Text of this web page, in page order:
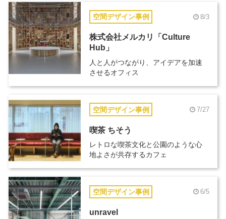
空間デザイン事例 8/3
株式会社メルカリ「Culture
Hub」
人と人がつながり、アイデアを加速
させるオフィス
空間デザイン事例 7/27
喫茶 ちそう
レトロな喫茶文化と公園のような心
地よさが共存するカフェ
空間デザイン事例 6/5
unravel